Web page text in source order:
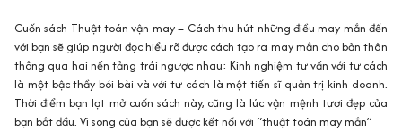
Cuốn sách Thuật toán vận may – Cách thu hút những điều may mắn đến
với bạn sẽ giúp người đọc hiểu rõ được cách tạo ra may mắn cho bản thân
thông qua hai nền tảng trái ngược nhau: Kinh nghiệm tư vấn với tư cách
là một bậc thầy bói bài và với tư cách là một tiến sĩ quản trị kinh doanh.
Thời điểm bạn lạt mở cuốn sách này, cũng là lúc vận mệnh tươi đẹp của
bạn bắt đầu. Vì song của bạn sẽ được kết nối với “thuật toán may mắn”